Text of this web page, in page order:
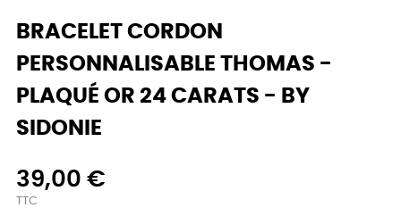
BRACELET CORDON
PERSONNALISABLE THOMAS -
PLAQUÉ OR 24 CARATS - BY
SIDONIE
39,00 €
TTC